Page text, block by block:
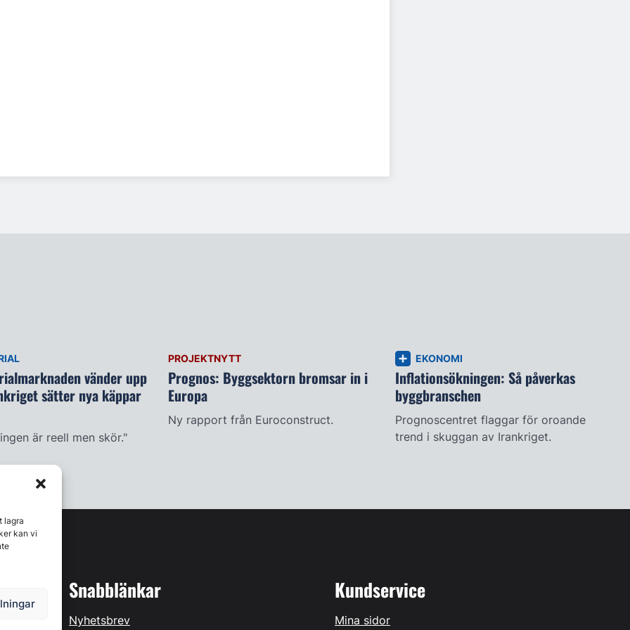
lagra
kan vi
vänder upp
sätter nya käppar
är reell men skör."
PROJEKTNYTT
Prognos: Byggsektorn bromsar in i
Europa
Ny rapport från Euroconstruct.
EKONOMI
Inflationsökningen: Så påverkas
byggbranschen
Prognoscentret flaggar för oroande
trend i skuggan av Irankriget.
Snabblänkar
Nyhetsbrev
Kundservice
Mina sidor